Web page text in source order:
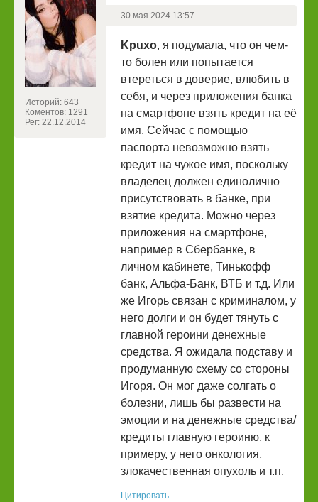
Историй: 643
Коментов: 1291
Рег: 22.12.2014
30 мая 2024 13:57
Kpuxo, я подумала, что он чем-
то болен или попытается
втереться в доверие, влюбить в
себя, и через приложения банка
на смартфоне взять кредит на её
имя. Сейчас с помощью
паспорта невозможно взять
кредит на чужое имя, поскольку
владелец должен единолично
присутствовать в банке, при
взятие кредита. Можно через
приложения на смартфоне,
например в Сбербанке, в
личном кабинете, Тинькофф
банк, Альфа-Банк, ВТБ и т.д. Или
же Игорь связан с криминалом, у
него долги и он будет тянуть с
главной героини денежные
средства. Я ожидала подставу и
продуманную схему со стороны
Игоря. Он мог даже солгать о
болезни, лишь бы развести на
эмоции и на денежные средства/
кредиты главную героиню, к
примеру, у него онкология,
злокачественная опухоль и т.п.
Цитировать